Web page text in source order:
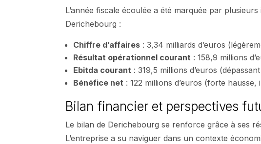
L’année fiscale écoulée a été marquée par
Derichebourg :
Chiffre d’affaires : 3,34 milliards d’euros
Résultat opérationnel courant : 158,9 millions
Ebitda courant : 319,5 millions d’euros
Bénéfice net : 122 millions d’euros (forte
Bilan financier et perspectives
Le bilan de Derichebourg se renforce grâce à ses
L’entreprise a su naviguer dans un contexte